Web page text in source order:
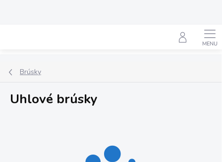
Hľadať
Brúsky
Uhlové brúsky